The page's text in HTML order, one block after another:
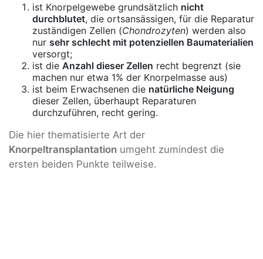
ist Knorpelgewebe grundsätzlich nicht
durchblutet, die ortsansässigen, für die Reparatur
zuständigen Zellen (Chondrozyten) werden also
nur sehr schlecht mit potenziellen Baumaterialien
versorgt;
ist die Anzahl dieser Zellen recht begrenzt (sie
machen nur etwa 1% der Knorpelmasse aus)
ist beim Erwachsenen die natürliche Neigung
dieser Zellen, überhaupt Reparaturen
durchzuführen, recht gering.
Die hier thematisierte Art der
Knorpeltransplantation umgeht zumindest die
ersten beiden Punkte teilweise.